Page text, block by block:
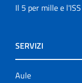
Il 5 per mille e l'ISS
SERVIZI
Aule